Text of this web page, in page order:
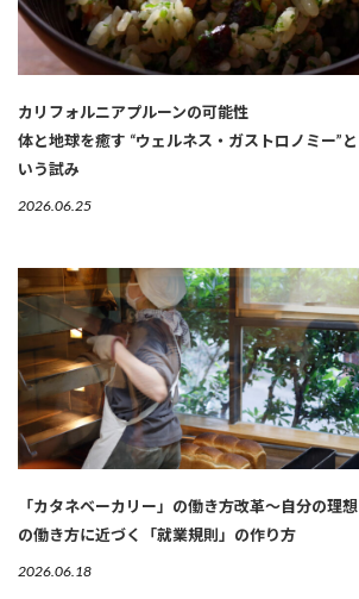
カリフォルニアプルーンの可能性
体と地球を癒す “ウェルネス・ガストロノミー”と
いう試み
2026.06.25
「カタネベーカリー」の働き方改革～自分の理想
の働き方に近づく「就業規則」の作り方
2026.06.18